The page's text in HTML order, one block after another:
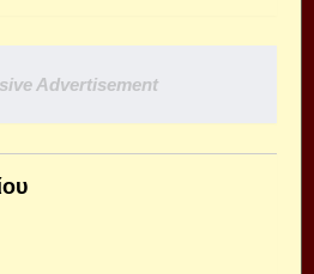
Advertisement